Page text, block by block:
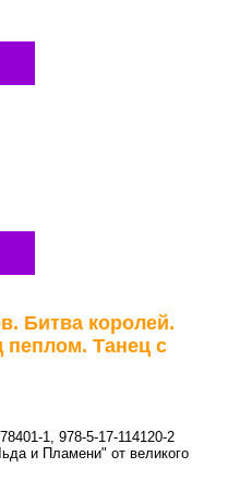
Битва королей.
пеплом. Танец с
1, 978-5-17-114120-2
и Пламени" от великого